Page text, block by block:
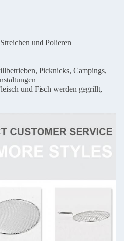
und Polieren
Picknicks, Campings,
und Fisch werden gegrillt,